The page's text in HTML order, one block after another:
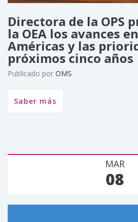
Directora de la OPS
la OEA los avances
Américas y las
próximos cinco años
Publicado por OMS
Saber más
MAR
08